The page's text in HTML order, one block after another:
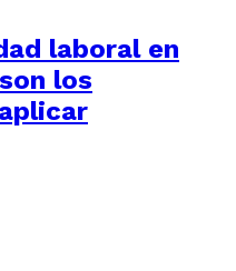
laboral en
los